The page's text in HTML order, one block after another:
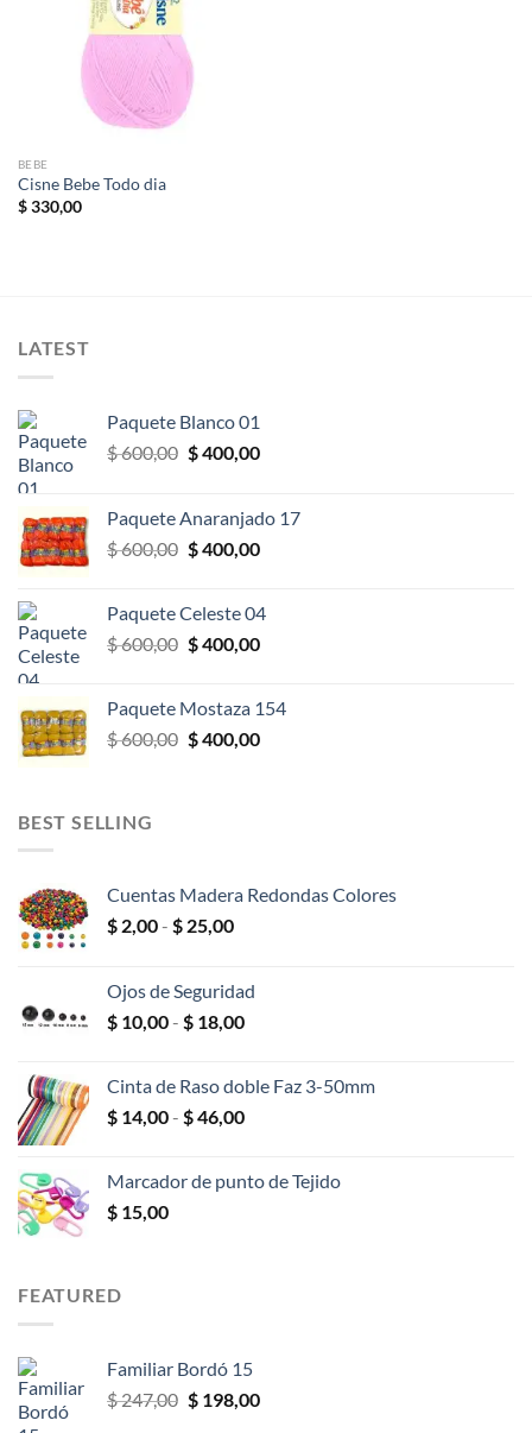
BEBE
Cisne Bebe Todo dia
$330,00
LATEST
Paquete Blanco 01
$600,00 El
era:
$ 600,00.
$400,00El
es:
$ 400,00.
Paquete Anaranjado 17
$600,00 El
era:
$ 600,00.
$400,00El
es:
$ 400,00.
Paquete Celeste 04
$600,00 El
era:
$ 600,00.
$400,00El
es:
$ 400,00.
Paquete Mostaza 154
$600,00 El
$400,00El
BEST SELLING
Cuentas Madera Redondas Colores
$ 2,00- $ 25,00Rango
desde
$ 2,00
Ojos de Seguridad
$ 10,00- $ 18,00Rango
desde
$ 10,00
$ 18,00
Cinta de Raso doble Faz 3-50mm
$ 14,00- $46,00Rango
desde
Marcador de punto de Tejido
$ 15,00
FEATURED
Familiar Bordó 15
$247,00 El
$198,00El